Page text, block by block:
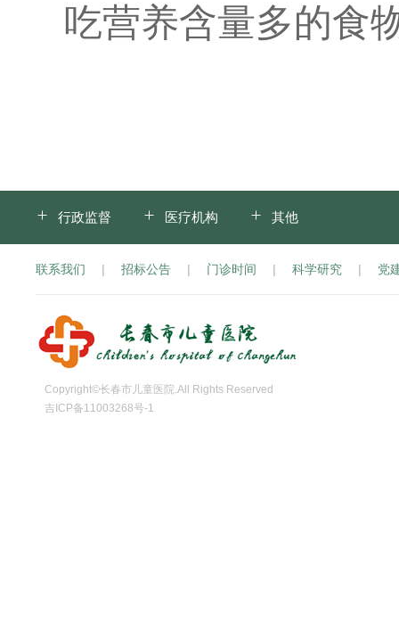
吃营养含量多的食
行政监督 医疗机构 其他
联系我们 | 招标公告 | 门诊时间 | 科学研究 | 党
Copyright©长春市儿童医院.All Rights Reserved
吉ICP备11003268号-1